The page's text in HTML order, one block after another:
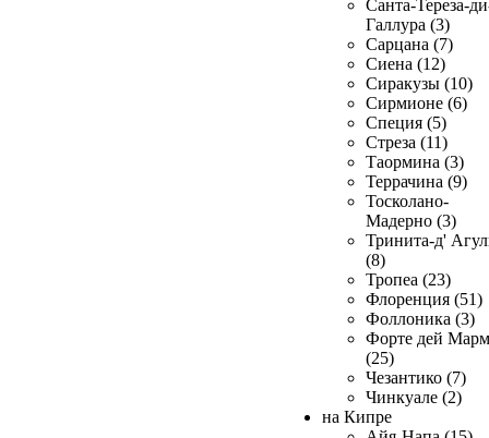
Санта-Тереза-
Галлура (3)
Сарцана (7)
Сиена (12)
Сиракузы (10)
Сирмионе (6)
Специя (5)
Стреза (11)
Таормина (3)
Террачина (9)
Тосколано-
Мадерно (3)
Тринита-д'
(8)
Тропеа (23)
Флоренция (51)
Фоллоника (3)
Форте дей
(25)
Чезантико (7)
Чинкуале (2)
на Кипре